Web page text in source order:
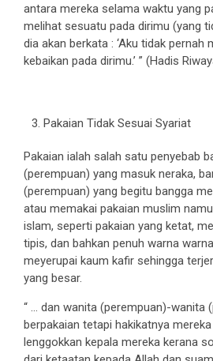
antara mereka selama waktu yang
melihat sesuatu pada dirimu (yang
dia akan berkata : ‘Aku tidak pernah
kebaikan pada dirimu.’ ” (Hadis
Pakaian Tidak Sesuai Syariat
Pakaian ialah salah satu penyebab
(perempuan) yang masuk neraka,
(perempuan) yang begitu bangga
atau memakai pakaian muslim
islam, seperti pakaian yang ketat,
tipis, dan bahkan penuh warna
meyerupai kaum kafir sehingga
yang besar.
“ … dan wanita (perempuan)-wanita
berpakaian tetapi hakikatnya
lenggokkan kepala mereka kerana